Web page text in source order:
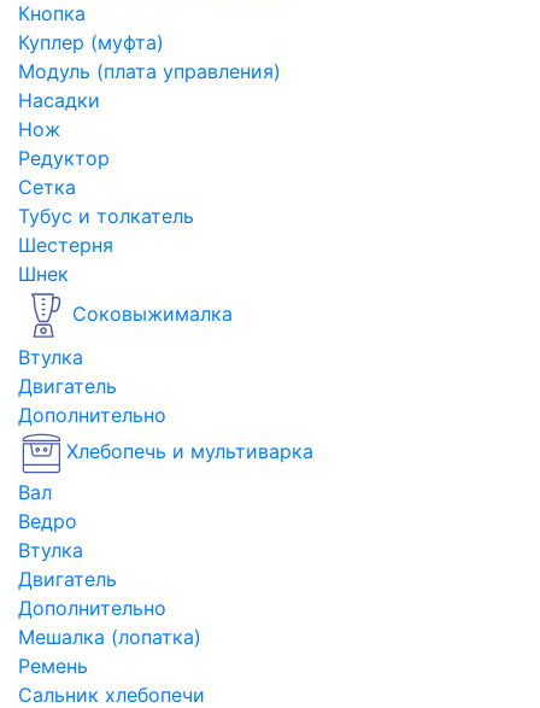
Кнопка
Куплер (муфта)
Модуль (плата управления)
Насадки
Нож
Редуктор
Сетка
Тубус и толкатель
Шестерня
Шнек
Соковыжималка
Втулка
Двигатель
Дополнительно
Хлебопечь и мультиварка
Вал
Ведро
Втулка
Двигатель
Дополнительно
Мешалка (лопатка)
Ремень
Сальник хлебопечи